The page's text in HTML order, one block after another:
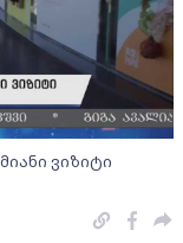
ვიზიტი